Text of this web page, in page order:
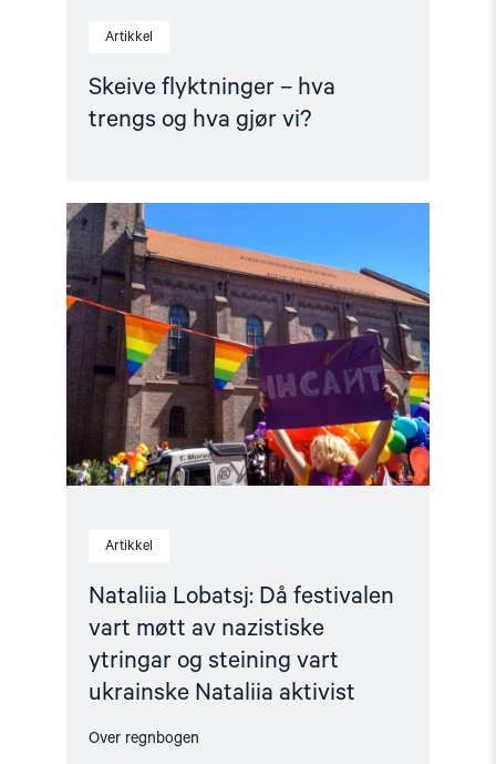
Artikkel
Skeive flyktninger – hva
trengs og hva gjør vi?
Artikkel
Nataliia Lobatsj: Då festivalen
vart møtt av nazistiske
ytringar og steining vart
ukrainske Nataliia aktivist
Over regnbogen
"Nataliia
Lobatsj:
Då
festivalen
vart
møtt
av
nazistiske
ytringar
og
steining
vart
ukrainske